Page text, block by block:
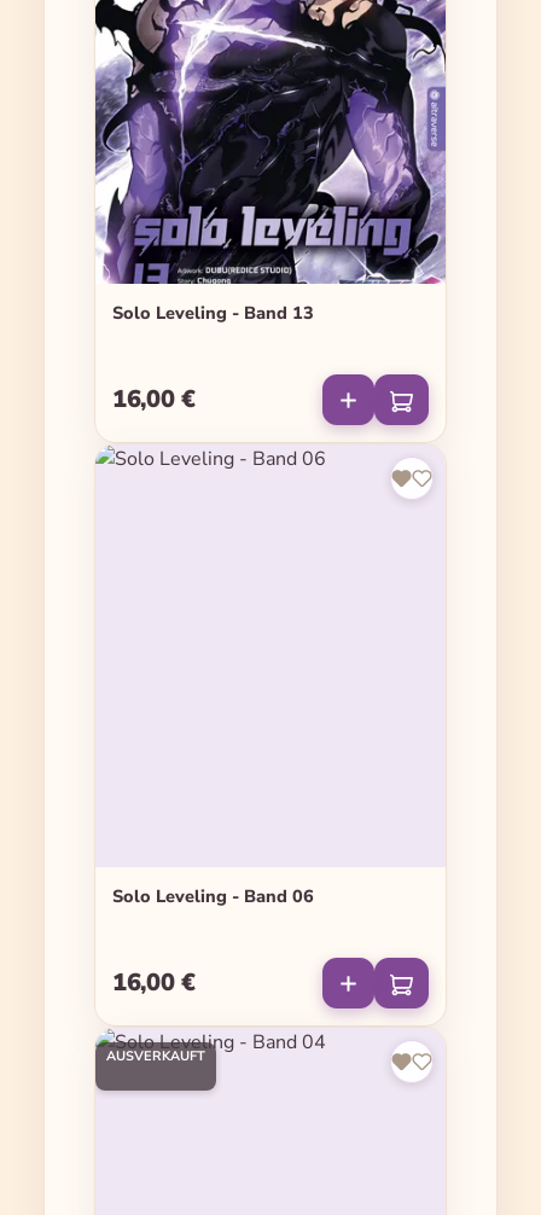
Solo Leveling - Band 13
Regulärer Preis:
16,00 €
Solo Leveling - Band 06
Regulärer Preis:
16,00 €
AUSVERKAUFT